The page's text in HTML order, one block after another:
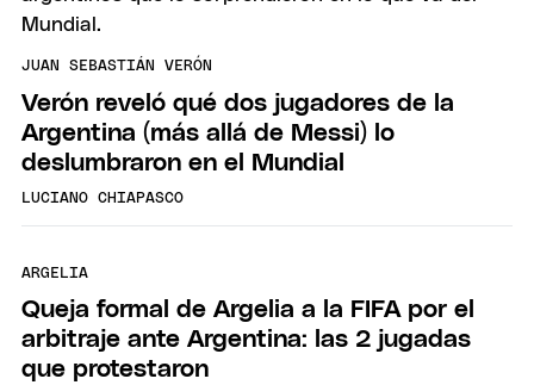
JUAN SEBASTIÁN VERÓN
Verón reveló qué dos jugadores de la
Argentina (más allá de Messi) lo
deslumbraron en el Mundial
LUCIANO CHIAPASCO
ARGELIA
Queja formal de Argelia a la FIFA por el
arbitraje ante Argentina: las 2 jugadas
que protestaron